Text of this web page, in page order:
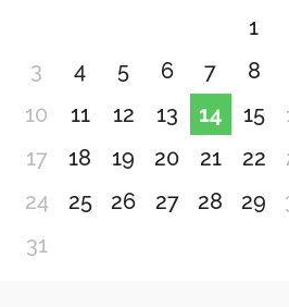
1
3
4 5 6 7 8
10
11 12 13 14 15
17
18 19 20 21 22
24
25 26 27 28 29
31